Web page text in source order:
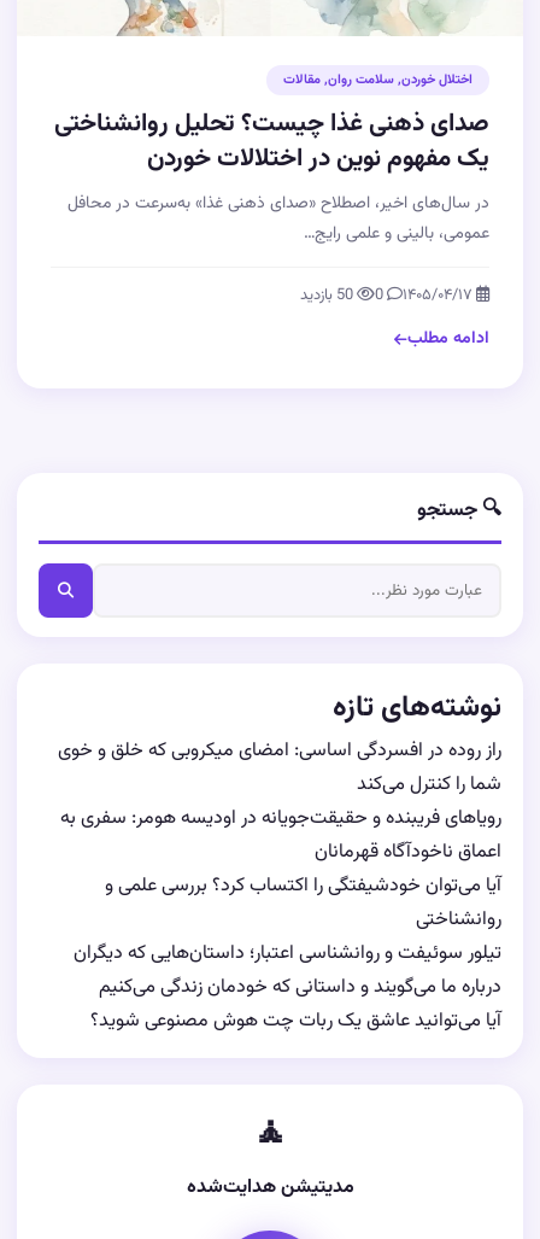
اختلال خوردن,سلامت روان,مقالات
صدای ذهنی غذا چیست؟ تحلیل روانشناختی
یک مفهوم نوین در اختلالات خوردن
در سال‌های اخیر، اصطلاح «صدای ذهنی غذا» به‌سرعت در محافل
عمومی، بالینی و علمی رایج…
ادامه مطلب
🔍 جستجو
نوشته‌های تازه
راز روده در افسردگی اساسی: امضای میکروبی که خلق و خوی
شما را کنترل می‌کند
رویاهای فریبنده و حقیقت‌جویانه در اودیسه هومر: سفری به
اعماق ناخودآگاه قهرمانان
آیا می‌توان خودشیفتگی را اکتساب کرد؟ بررسی علمی و
روانشناختی
تیلور سوئیفت و روانشناسی اعتبار؛ داستان‌هایی که دیگران
درباره ما می‌گویند و داستانی که خودمان زندگی می‌کنیم
آیا می‌توانید عاشق یک ربات چت هوش مصنوعی شوید؟
🧘
مدیتیشن هدایت‌شده